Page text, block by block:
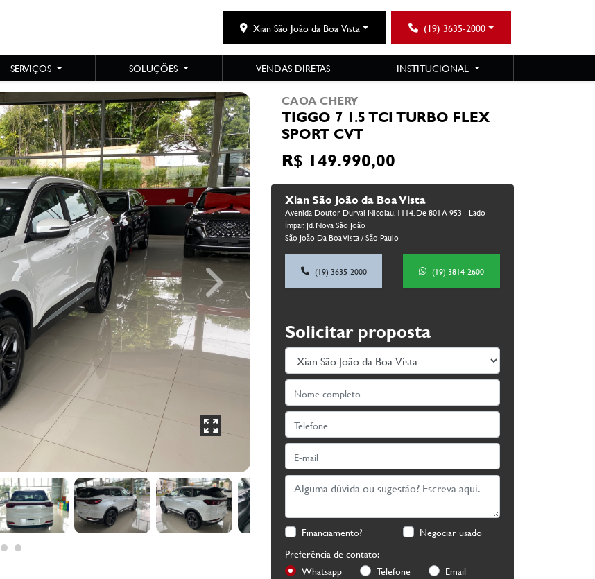
(19) 3635-2000
Xian São João da Boa Vista
SERVIÇOS SOLUÇÕES VENDAS DIRETAS INSTITUCIONAL
CAOA CHERY
TIGGO 7 1.5 TCI TURBO FLEX
SPORT CVT
R$ 149.990,00
Xian São João da Boa Vista
Avenida Doutor Durval Nicolau, 1114, De 801 A 953 - Lado
Ímpar, Jd. Nova São João
São João Da Boa Vista / São Paulo
(19) 3635-2000 (19) 3814-2600
Solicitar proposta
Financiamento?
Negociar usado
Preferência de contato:
Whatsapp
Telefone
Email
Next